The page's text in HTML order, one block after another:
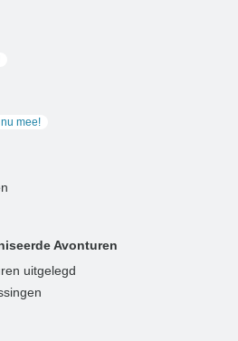
mee!
Avonturen
uitgelegd